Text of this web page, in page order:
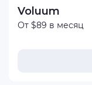
Voluum
От $89 в месяц